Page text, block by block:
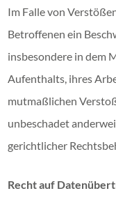
Im Falle von
Betroffenen ein
insbesondere in dem
Aufenthalts, ihres
mutmaßlichen
unbeschadet
gerichtlicher
Recht auf